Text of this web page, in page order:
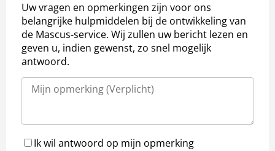
Uw vragen en opmerkingen zijn voor ons
belangrijke hulpmiddelen bij de ontwikkeling van
de Mascus-service. Wij zullen uw bericht lezen en
geven u, indien gewenst, zo snel mogelijk
antwoord.
Ik wil antwoord op mijn opmerking